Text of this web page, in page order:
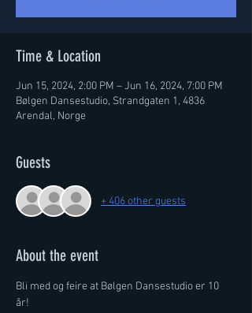
Time & Location
Jun 15, 2024, 2:00 PM – Jun 16, 2024, 7:00 PM
Bølgen Dansestudio, Strandgaten 1, 4836
Arendal, Norge
Guests
+ 406 other guests
About the event
Bli med og feire at Bølgen Dansestudio er 10
år!